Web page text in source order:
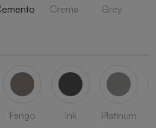
Crema Grey
Fango Ink Platinum